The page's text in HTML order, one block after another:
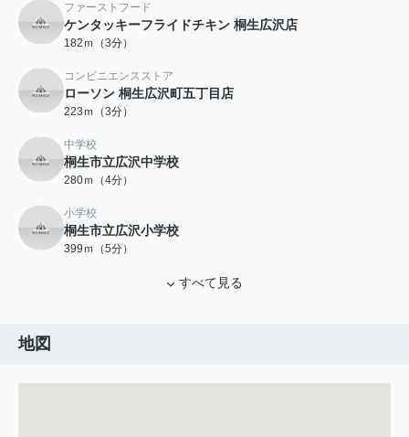
ファーストフード
ケンタッキーフライドチキン 桐生広沢店
182ｍ（3分）
コンビニエンスストア
ローソン 桐生広沢町五丁目店
223ｍ（3分）
中学校
桐生市立広沢中学校
280ｍ（4分）
小学校
桐生市立広沢小学校
399ｍ（5分）
すべて見る
地図